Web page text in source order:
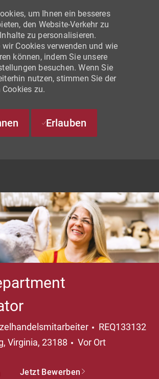
um Ihnen ein besseres
den Website-Verkehr zu
zu personalisieren.
wir Cookies verwenden und wie
können, indem Sie unsere
besuchen. Wenn Sie
nutzen, stimmen Sie der
zu.
Erlauben
REQ133132
Virginia, 23188 Vor Ort
Jetzt Bewerben